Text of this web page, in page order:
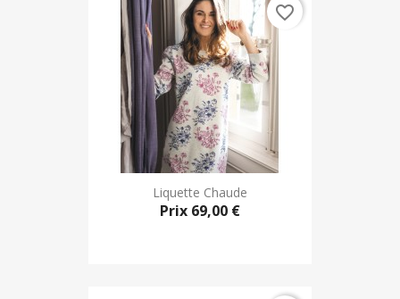
Liquette Chaude
Prix 69,00 €
favorite_border